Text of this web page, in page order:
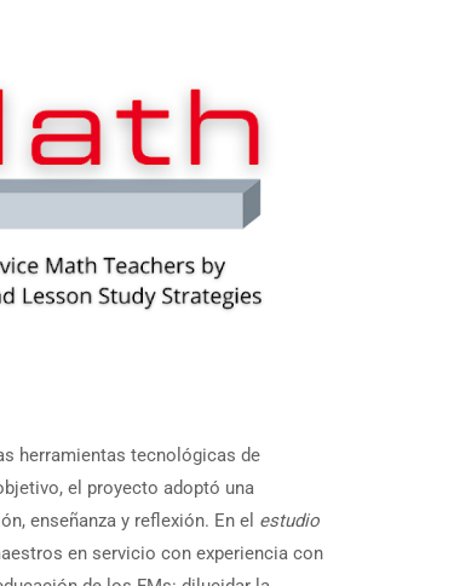
herramientas tecnológicas de
el proyecto adoptó una
enseñanza y reflexión. En el estudio
en servicio con experiencia con